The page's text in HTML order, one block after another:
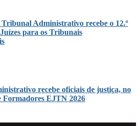
Administrativo recebe o 12.º
para os Tribunais
recebe oficiais de justiça, no
EJTN 2026